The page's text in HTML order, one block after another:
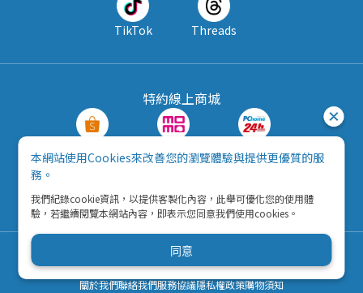
TikTok Threads
特約線上商城
露天拍賣 酷澎
Copyright © 2026 五九八資訊科技有限公司
營利事業統一編號：42792216
關於我們聯絡我們服務協議隱私權政策購物須知
本網站使用Cookies來改善您的瀏覽體驗與提供更優質的服
務。
我們紀錄cookie資訊，以提供客製化內容，此舉可優化您的使用體
驗，若繼續閱覽本網站內容，即表示您同意我們使用cookies。
同意